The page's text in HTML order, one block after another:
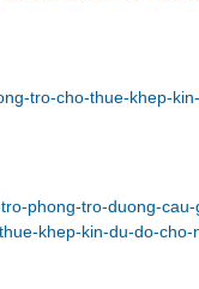
tro-cho-thue-khep-
phong-tro-duong-
khep-kin-du-do-